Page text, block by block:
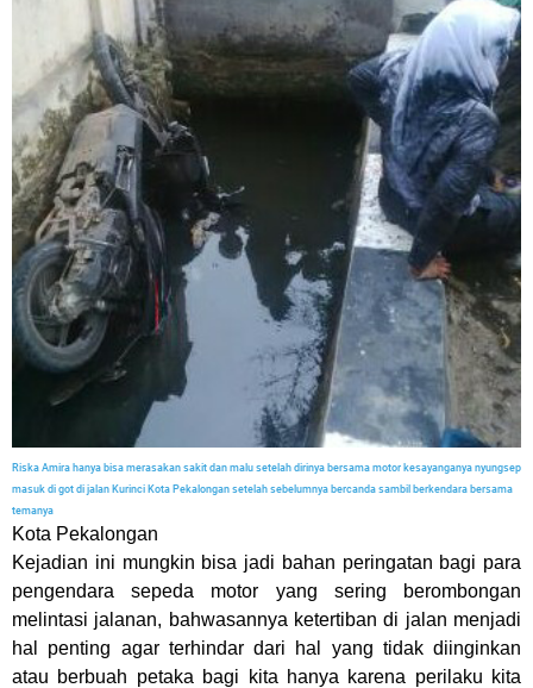
Riska Amira hanya bisa merasakan sakit dan malu setelah dirinya bersama motor kesayanganya nyungsep
masuk di got di jalan Kurinci Kota Pekalongan setelah sebelumnya bercanda sambil berkendara bersama
temanya
Kota Pekalongan
Kejadian ini mungkin bisa jadi bahan peringatan bagi para
pengendara sepeda motor yang sering berombongan
melintasi jalanan, bahwasannya ketertiban di jalan menjadi
hal penting agar terhindar dari hal yang tidak diinginkan
atau berbuah petaka bagi kita hanya karena perilaku kita